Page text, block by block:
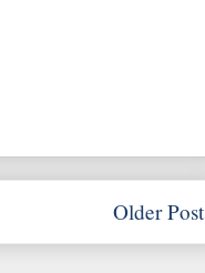
Older Post